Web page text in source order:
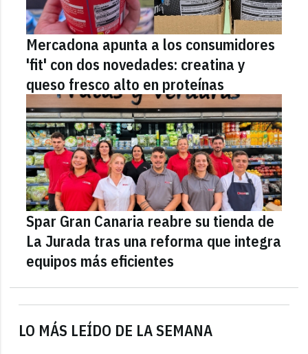
LO MÁS LEÍDO DE LA SEMANA
Mercadona apunta a los consumidores
'fit' con dos novedades: creatina y
queso fresco alto en proteínas
Spar Gran Canaria reabre su tienda de
La Jurada tras una reforma que integra
equipos más eficientes